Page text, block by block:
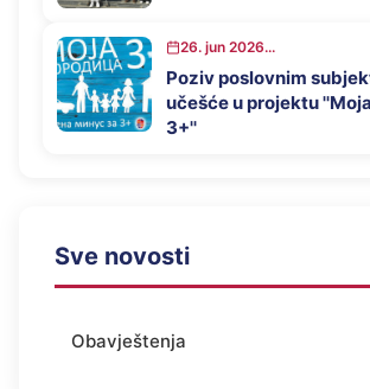
26. jun 2026...
Poziv poslovnim
učešće u projektu
3+''
Sve novosti
Obavještenja